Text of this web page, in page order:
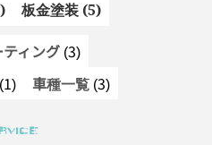
板金塗装 (5)
ティング (3)
(1) 車種一覧 (3)